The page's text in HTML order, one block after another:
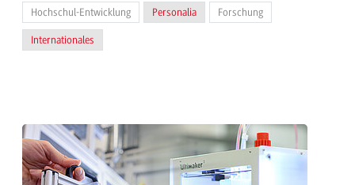
Hochschul-Entwicklung Personalia Forschung
Internationales